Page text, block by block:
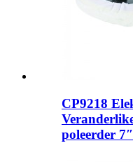
CP9218
poleerder 7″